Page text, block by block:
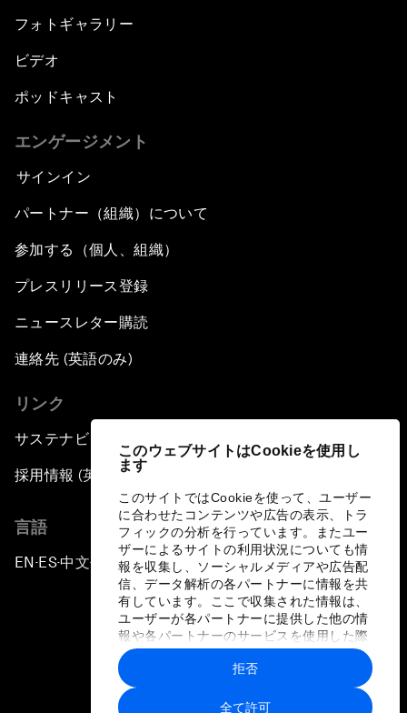
このウェブサイトはCookieを使用し
ます
このサイトではCookieを使って、ユーザー
に合わせたコンテンツや広告の表示、トラ
フィックの分析を行っています。またユー
ザーによるサイトの利用状況についても情
報を収集し、ソーシャルメディアや広告配
信、データ解析の各パートナーに情報を共
有しています。ここで収集された情報は、
ユーザーが各パートナーに提供した他の情
報や各パートナーのサービスを使用した際
に収集された情報と組み合わされ、各パー
トナーによって使用されることがありま
す。
全て許可
拒否
フォトギャラリー
ビデオ
ポッドキャスト
エンゲージメント
サインイン
パートナー（組織）について
参加する（個人、組織）
プレスリリース登録
ニュースレター購読
連絡先 (英語のみ)
リンク
サステナビリティへの取り組み
採用情報 (英語のみ)
言語
EN ▪ES▪中文▪ 日本語
プライバシーポリシーと利用規約